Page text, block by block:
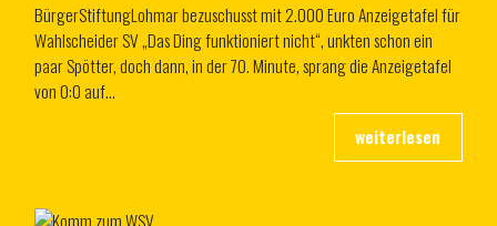
BürgerStiftungLohmar bezuschusst mit 2.000 Euro Anzeigetafel für
Wahlscheider SV „Das Ding funktioniert nicht“, unkten schon ein
paar Spötter, doch dann, in der 70. Minute, sprang die Anzeigetafel
von 0:0 auf…